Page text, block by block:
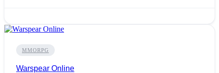
MMORPG
Warspear Online